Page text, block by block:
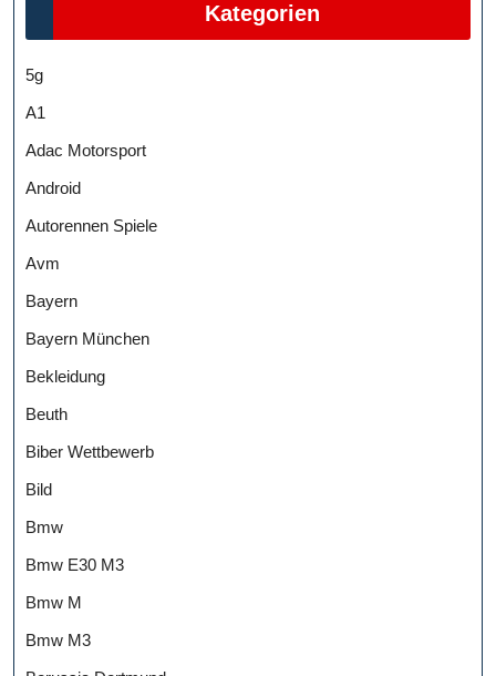
Kategorien
5g
A1
Adac Motorsport
Android
Autorennen Spiele
Avm
Bayern
Bayern München
Bekleidung
Beuth
Biber Wettbewerb
Bild
Bmw
Bmw E30 M3
Bmw M
Bmw M3